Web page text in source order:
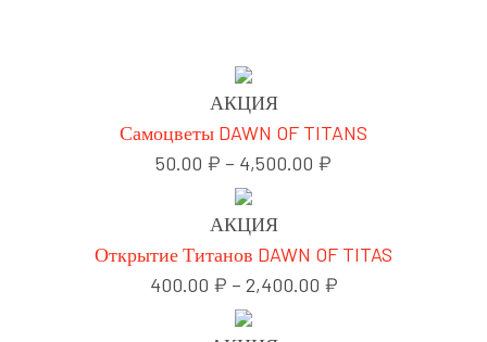
АКЦИЯ
Самоцветы DAWN OF TITANS
50.00 ₽ – 4,500.00 ₽
АКЦИЯ
Открытие Титанов DAWN OF TITAS
400.00 ₽ – 2,400.00 ₽